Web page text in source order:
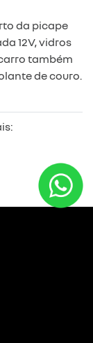
da picape
12V, vidros
também
de couro.